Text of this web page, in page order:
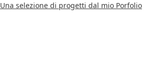
Una selezione di progetti dal mio Porfolio